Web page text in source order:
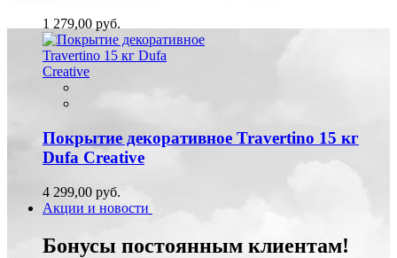
1 279,00 руб.
Покрытие декоративное Travertino 15 кг
Dufa Creative
4 299,00 руб.
Акции и новости
Бонусы постоянным клиентам!